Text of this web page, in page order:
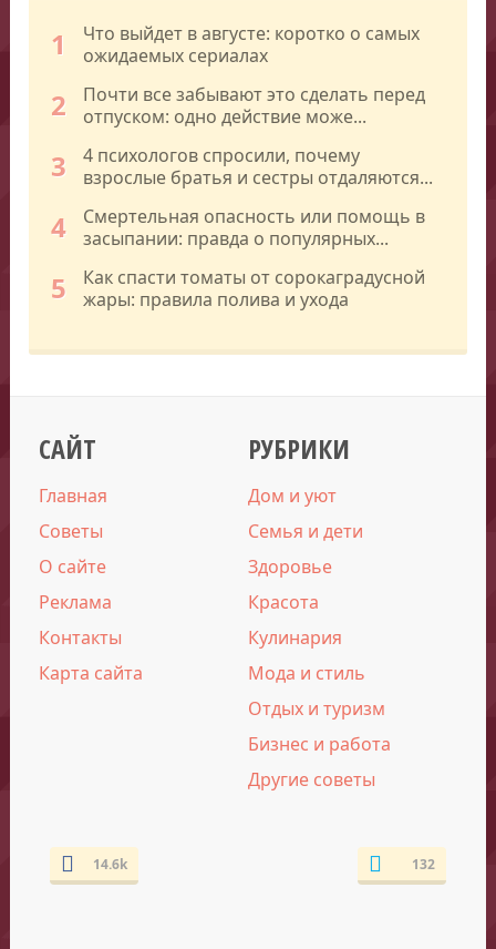
1
Что выйдет в августе: коротко о самых
ожидаемых сериалах
2
Почти все забывают это сделать перед
отпуском: одно действие може...
3
4 психологов спросили, почему
взрослые братья и сестры отдаляются...
4
Смертельная опасность или помощь в
засыпании: правда о популярных...
5
Как спасти томаты от сорокаградусной
жары: правила полива и ухода
САЙТ
Главная
Советы
О сайте
Реклама
Контакты
Карта сайта
РУБРИКИ
Дом и уют
Семья и дети
Здоровье
Красота
Кулинария
Мода и стиль
Отдых и туризм
Бизнес и работа
Другие советы
14.6k 132